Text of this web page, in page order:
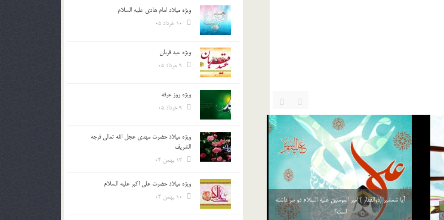
اخلاق اجتماعی امام جواد (ع)
ویژه میلاد امام هادی علیه السلام
ویژه عید قربان
ویژه روز عرفه
ویژه میلاد حضرت مهدی عجل الله تعالی فرجه
الشريف
ویژه میلاد حضرت علی اکبر علیه السلام